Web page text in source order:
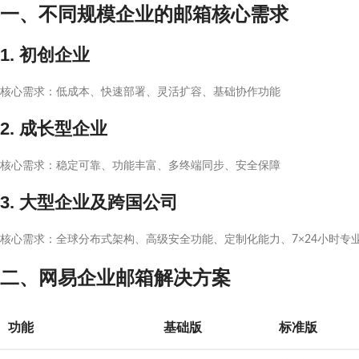
一、不同规模企业的邮箱核心需求
1. 初创企业
核心需求：低成本、快速部署、灵活扩容、基础协作功能
2. 成长型企业
核心需求：稳定可靠、功能丰富、多终端同步、安全保障
3. 大型企业及跨国公司
核心需求：全球分布式架构、高级安全功能、定制化能力、7×24小时专
二、网易企业邮箱解决方案
功能 基础版 标准版